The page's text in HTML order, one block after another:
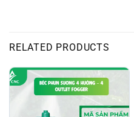
RELATED PRODUCTS